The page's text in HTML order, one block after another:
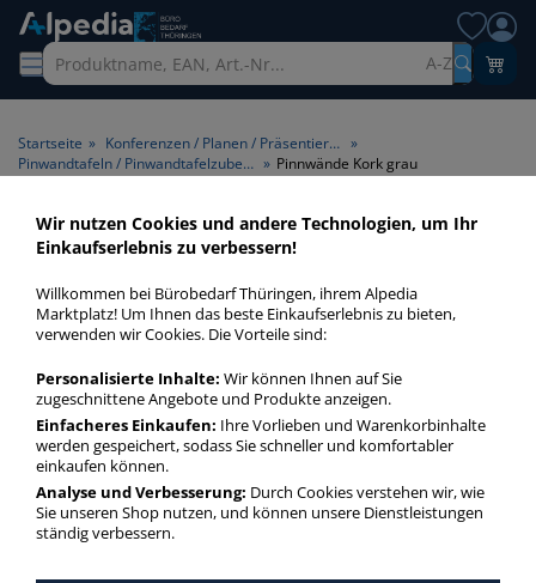
A-Z
Startseite » Konferenzen / Planen / Präsentieren »
Pinwandtafeln / Pinwandtafelzubehör » Pinnwände Kork grau
Pinnwände Kork grau > Farbe
grau
Pinnwände Kork grau in bester Qualität zum günstigen
Filter-Funktion.
Pinnwände Kork grau
mehr Infos zur Kategorie
Wir nutzen Cookies und andere Technologien, um Ihr
Einkaufserlebnis zu verbessern!
Willkommen bei Bürobedarf Thüringen, ihrem Alpedia
Marktplatz! Um Ihnen das beste Einkaufserlebnis zu bieten,
verwenden wir Cookies. Die Vorteile sind:
Personalisierte Inhalte: Wir können Ihnen auf Sie
zugeschnittene Angebote und Produkte anzeigen.
Einfacheres Einkaufen: Ihre Vorlieben und Warenkorbinhalte
werden gespeichert, sodass Sie schneller und komfortabler
einkaufen können.
Analyse und Verbesserung: Durch Cookies verstehen wir, wie
Sie unseren Shop nutzen, und können unsere Dienstleistungen
ständig verbessern.